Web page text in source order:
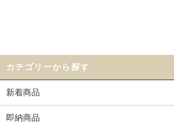
カテゴリーから探す
新着商品
即納商品